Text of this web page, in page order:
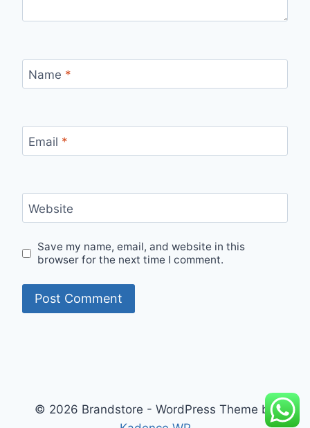
Name *
Email *
Website
Save my name, email, and website in this
browser for the next time I comment.
© 2026 Brandstore - WordPress Theme by